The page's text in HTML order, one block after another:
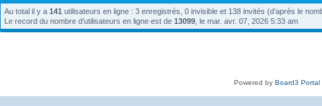
Au total il y a 141 utilisateurs en ligne : 3 enregistrés, 0 invisible et 138 invités (d’après le
Le record du nombre d’utilisateurs en ligne est de 13099 , le mar. avr. 07, 2026 5:33 am
Powered by Board3 Portal